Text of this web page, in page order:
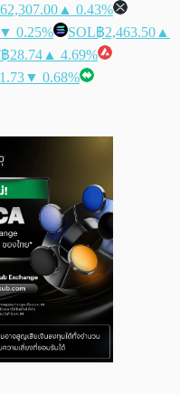
▲ 0.43%
▼ 0.25% SOL฿2,463.50 ▲
฿28.74 ▲ 4.69%
▼ 0.68%